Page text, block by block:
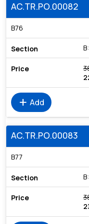
AC.TR.PO.00082
B76
add Add
AC.TR.PO.00083
B77